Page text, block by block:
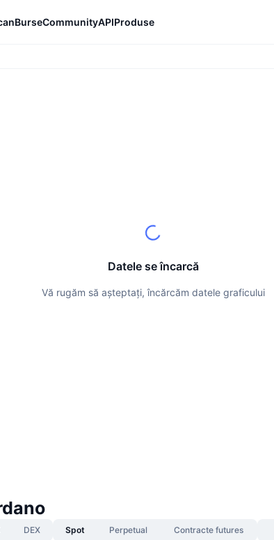
BurseCommunityAPIProduse
Datele se încarcă
Vă rugăm să așteptați, încărcăm datele graficului
DEX Spot Perpetual Contracte futures